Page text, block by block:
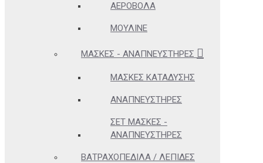
ΑΕΡΟΒΌΛΑ
ΜΟΥΛΙΝΈ
ΜΆΣΚΕΣ - ΑΝΑΠΝΕΥΣΤΉΡΕΣ
ΜΆΣΚΕΣ ΚΑΤΆΔΥΣΗΣ
ΑΝΑΠΝΕΥΣΤΉΡΕΣ
ΣΕΤ ΜΆΣΚΕΣ -
ΑΝΑΠΝΕΥΣΤΉΡΕΣ
ΒΑΤΡΑΧΟΠΈΔΙΛΑ / ΛΕΠΊΔΕΣ